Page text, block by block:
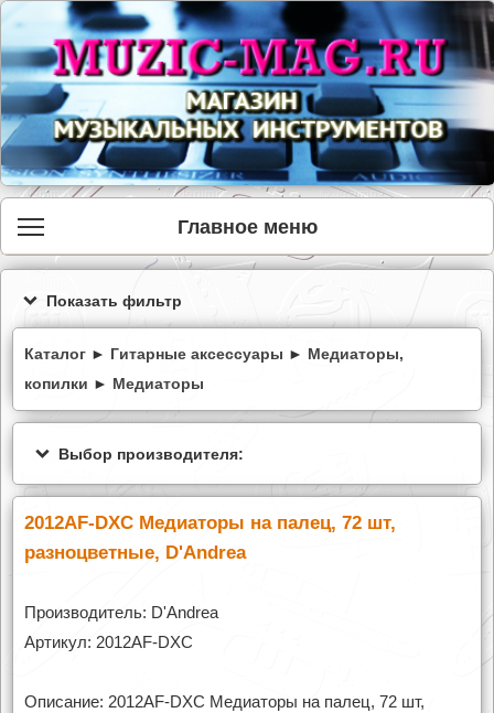
Главное меню
Показать фильтр
Каталог ► Гитарные аксессуары ► Медиаторы,
копилки ► Медиаторы
Выбор производителя:
2012AF-DXC Медиаторы на палец, 72 шт,
разноцветные, D'Andrea
Производитель: D'Andrea
Артикул: 2012AF-DXC
Описание: 2012AF-DXC Медиаторы на палец, 72 шт,